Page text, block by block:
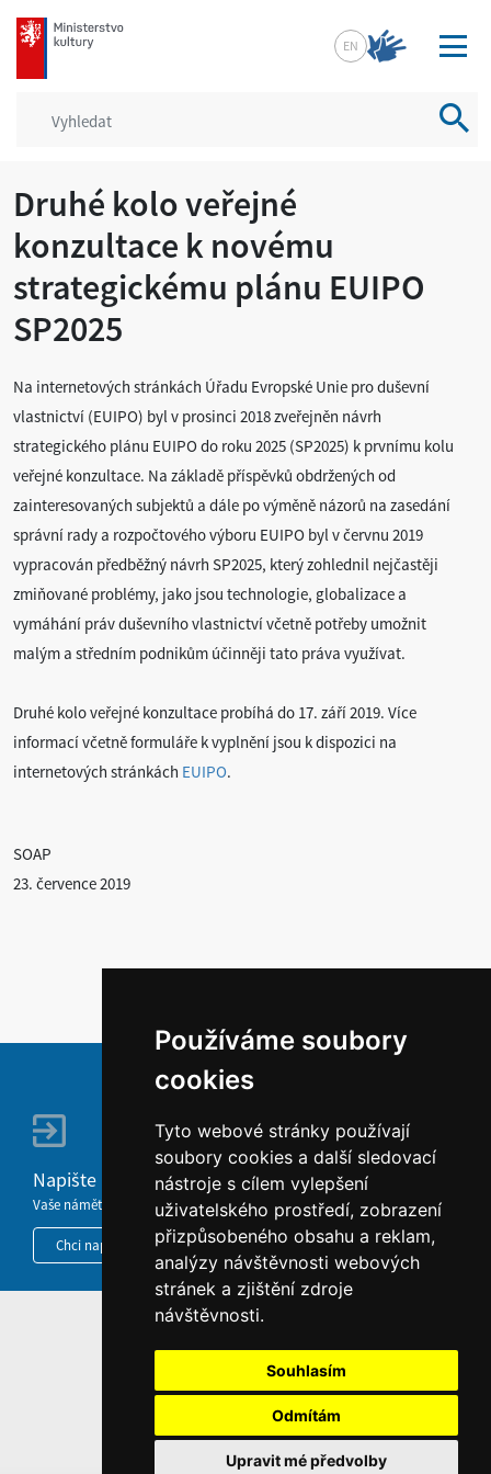
Používáme soubory
cookies
Tyto webové stránky používají
soubory cookies a další sledovací
nástroje s cílem vylepšení
uživatelského prostředí, zobrazení
přizpůsobeného obsahu a reklam,
analýzy návštěvnosti webových
stránek a zjištění zdroje
návštěvnosti.
Souhlasím
Odmítám
Upravit mé předvolby
mkcr.cz
EN
Druhé kolo veřejné
konzultace k novému
strategickému plánu EUIPO
SP2025
Na internetových stránkách Úřadu Evropské Unie pro duševní
vlastnictví (EUIPO) byl v prosinci 2018 zveřejněn návrh
strategického plánu EUIPO do roku 2025 (SP2025) k prvnímu kolu
veřejné konzultace. Na základě příspěvků obdržených od
zainteresovaných subjektů a dále po výměně názorů na zasedání
správní rady a rozpočtového výboru EUIPO byl v červnu 2019
vypracován předběžný návrh SP2025, který zohlednil nejčastěji
zmiňované problémy, jako jsou technologie, globalizace a
vymáhání práv duševního vlastnictví včetně potřeby umožnit
malým a středním podnikům účinněji tato práva využívat.
Druhé kolo veřejné konzultace probíhá do 17. září 2019. Více
informací včetně formuláře k vyplnění jsou k dispozici na
internetových stránkách EUIPO.
SOAP
23. července 2019
Napište nám
Vaše náměty, komentáře, připomínky a dotazy nezůstanou bez odezvy.
Chci napsat MKČR
INFORMACE O WEBU